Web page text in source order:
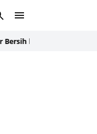
Pudak, Pacitan